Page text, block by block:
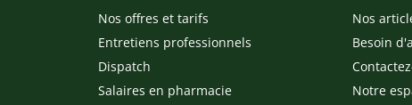
Nos offres et tarifs
Entretiens professionnels
Dispatch
Salaires en pharmacie
Nos
Besoin
Notre